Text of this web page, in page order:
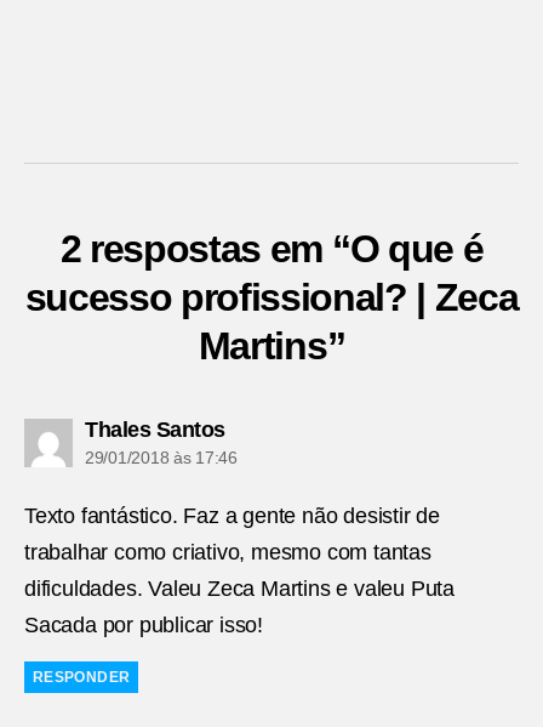
2 respostas em “O que é
sucesso profissional? | Zeca
Martins”
Thales Santosdiz:
29/01/2018 às 17:46
Texto fantástico. Faz a gente não desistir de
trabalhar como criativo, mesmo com tantas
dificuldades. Valeu Zeca Martins e valeu Puta
Sacada por publicar isso!
RESPONDER